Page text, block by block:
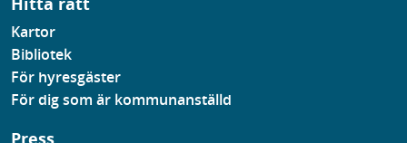
Kartor
Bibliotek
För hyresgäster
För dig som är kommunanställd
Press